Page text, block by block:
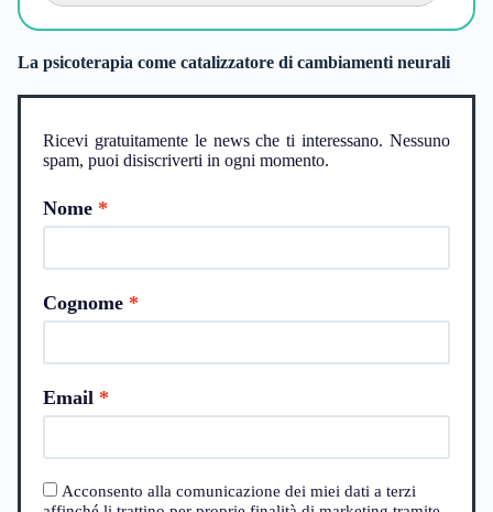
La psicoterapia come catalizzatore di cambiamenti neurali
Ricevi gratuitamente le news che ti interessano. Nessuno
spam, puoi disiscriverti in ogni momento.
Nome
Cognome
Email
Acconsento alla comunicazione dei miei dati a terzi